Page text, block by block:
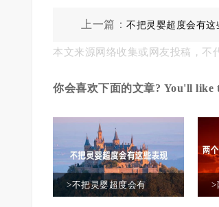
上一篇：不把灵婴超度会有这
本文来源网络收集或网友投稿，不
你会喜欢下面的文章? You'll like
>不把灵婴超度会有 >